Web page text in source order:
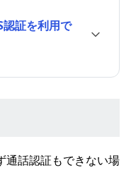
認証を利用で
通話認証もできない場